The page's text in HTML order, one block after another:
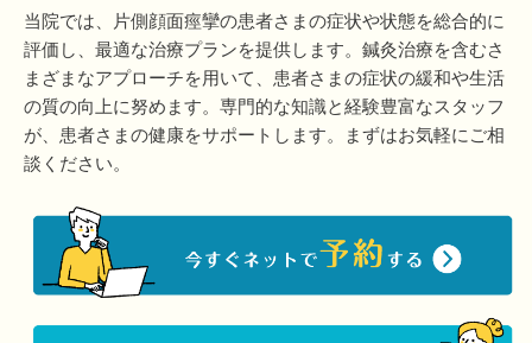
当院では、片側顔面痙攣の患者さまの症状や状態を総合的に
評価し、最適な治療プランを提供します。鍼灸治療を含むさ
まざまなアプローチを用いて、患者さまの症状の緩和や生活
の質の向上に努めます。専門的な知識と経験豊富なスタッフ
が、患者さまの健康をサポートします。まずはお気軽にご相
談ください。